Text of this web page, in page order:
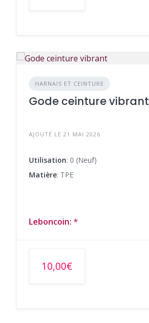
HARNAIS ET CEINTURE
Gode ceinture vibrant
AJOUTÉ LE 21 MAI 2026
Utilisation: 0 (Neuf)
Matière: TPE
Leboncoin: *
10,00€